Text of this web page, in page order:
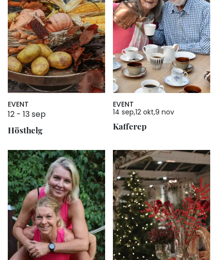
EVENT
12- 13 sep
Hösthelg
EVENT
14 sep12 okt9 nov
Kafferep